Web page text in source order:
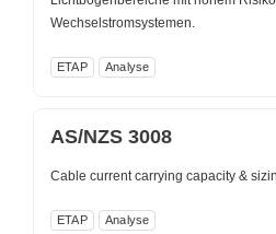
Wechselstromsystemen.
ETAP Analyse
AS/NZS 3008
Cable current carrying capacity &
ETAP Analyse